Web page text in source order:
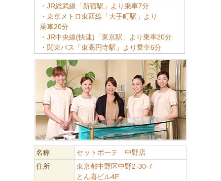
・JR総武線「新宿駅」より乗車7分
・東京メトロ東西線「大手町駅」より
乗車20分
・JR中央線(快速)「東京駅」より乗車20分
・関東バス「東高円寺駅」より乗車6分
名称
セットボーテ 中野店
住所
東京都中野区中野2-30-7
とん喜ビル4F